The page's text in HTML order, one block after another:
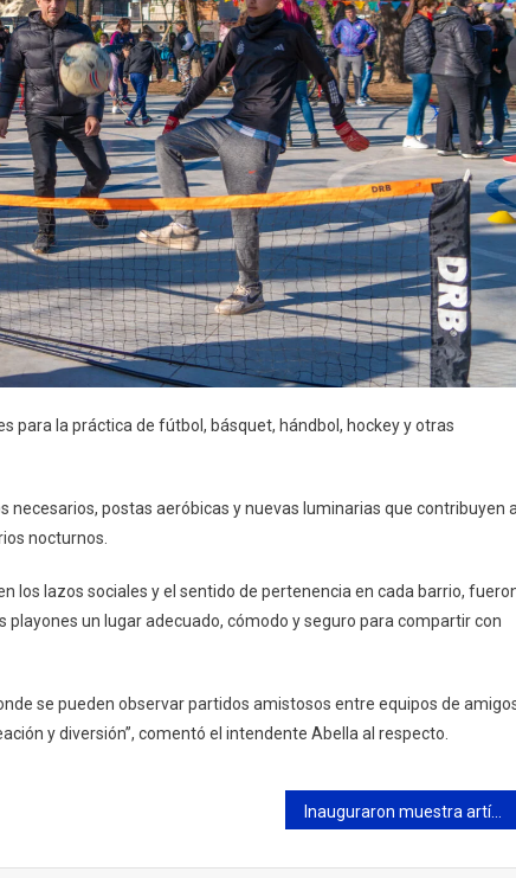
para la práctica de fútbol, básquet, hándbol, hockey y otras
postas aeróbicas y nuevas luminarias que contribuyen
nocturnos.
los lazos sociales y el sentido de pertenencia en cada barrio,
un lugar adecuado, cómodo y seguro para compartir con
se pueden observar partidos amistosos entre equipos de
y diversión”, comentó el intendente Abella al respecto.
Inauguraron muestra artística de la que participaron internos del complejo Penitenciario de Campana